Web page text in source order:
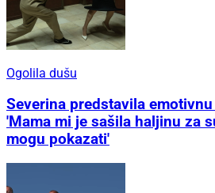
Ogolila dušu
Severina predstavila
'Mama mi je sašila haljinu za
mogu pokazati'